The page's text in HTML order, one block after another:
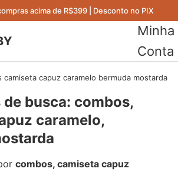
acima de R$399 | Desconto no PIX
Minha
Conta
camiseta capuz caramelo bermuda mostarda
busca: combos,
caramelo,
combos, camiseta capuz